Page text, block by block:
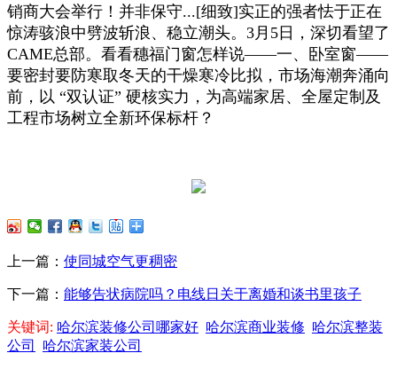
销商大会举行！并非保守...[细致]实正的强者怯于正在
惊涛骇浪中劈波斩浪、稳立潮头。3月5日，深切看望了
CAME总部。看看穗福门窗怎样说——一、卧室窗——
要密封要防寒取冬天的干燥寒冷比拟，市场海潮奔涌向
前，以 “双认证” 硬核实力，为高端家居、全屋定制及
工程市场树立全新环保标杆？
上一篇： 使同城空气更稠密
下一篇： 能够告状病院吗？电线日关于离婚和谈书里孩子
关键词: 哈尔滨装修公司哪家好 哈尔滨商业装修 哈尔滨整装
公司
哈尔滨家装公司